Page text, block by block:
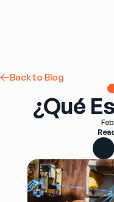
Back to Blog
¿Qué